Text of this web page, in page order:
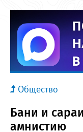
Общество
Бани и
амнистию